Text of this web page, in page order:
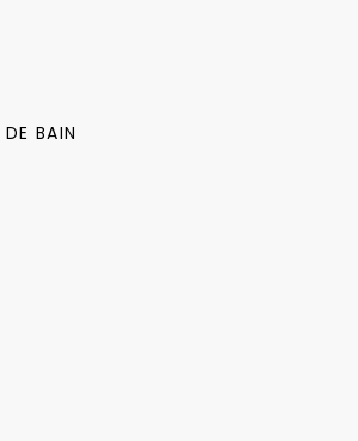
DE BAIN